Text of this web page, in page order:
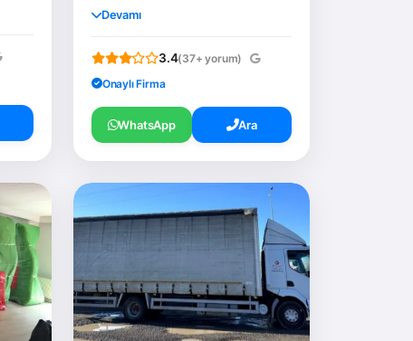
Devamı
3.4(37+ yorum)
Onaylı Firma
WhatsApp Ara